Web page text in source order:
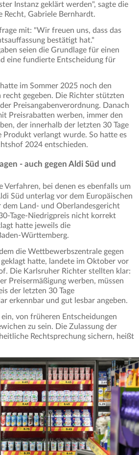
Instanz geklärt werden", sagte die
Recht, Gabriele Bernhardt.
mit: "Wir freuen uns, dass das
bestätigt hat."
seien die Grundlage für einen
eine fundierte Entscheidung für
im Sommer 2025 noch den
gegeben. Die Richter stützten
Preisangabenverordnung. Danach
Preisrabatten werben, immer den
der innerhalb der letzten 30 Tage
Produkt verlangt wurde. So hatte es
2024 entschieden.
- auch gegen Aldi Süd und
Verfahren, bei denen es ebenfalls um
Süd unterlag vor dem Europäischen
Land- und Oberlandesgericht
Tage-Niedrigpreis nicht korrekt
hatte jeweils die
Württemberg.
die Wettbewerbszentrale gegen
hatte, landete im Oktober vor
Die Karlsruher Richter stellten klar:
Preisermäßigung werben, müssen
der letzten 30 Tage
erkennbar und gut lesbar angeben.
von früheren Entscheidungen
zu sein. Die Zulassung der
Rechtsprechung sichern, heißt